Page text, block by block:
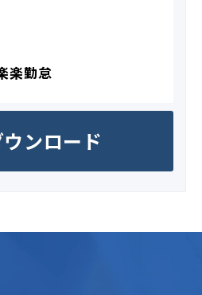
楽勤怠
ンロード